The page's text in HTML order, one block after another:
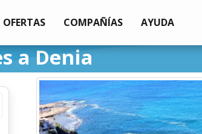
OFERTAS COMPAÑÍAS AYUDA
a Denia